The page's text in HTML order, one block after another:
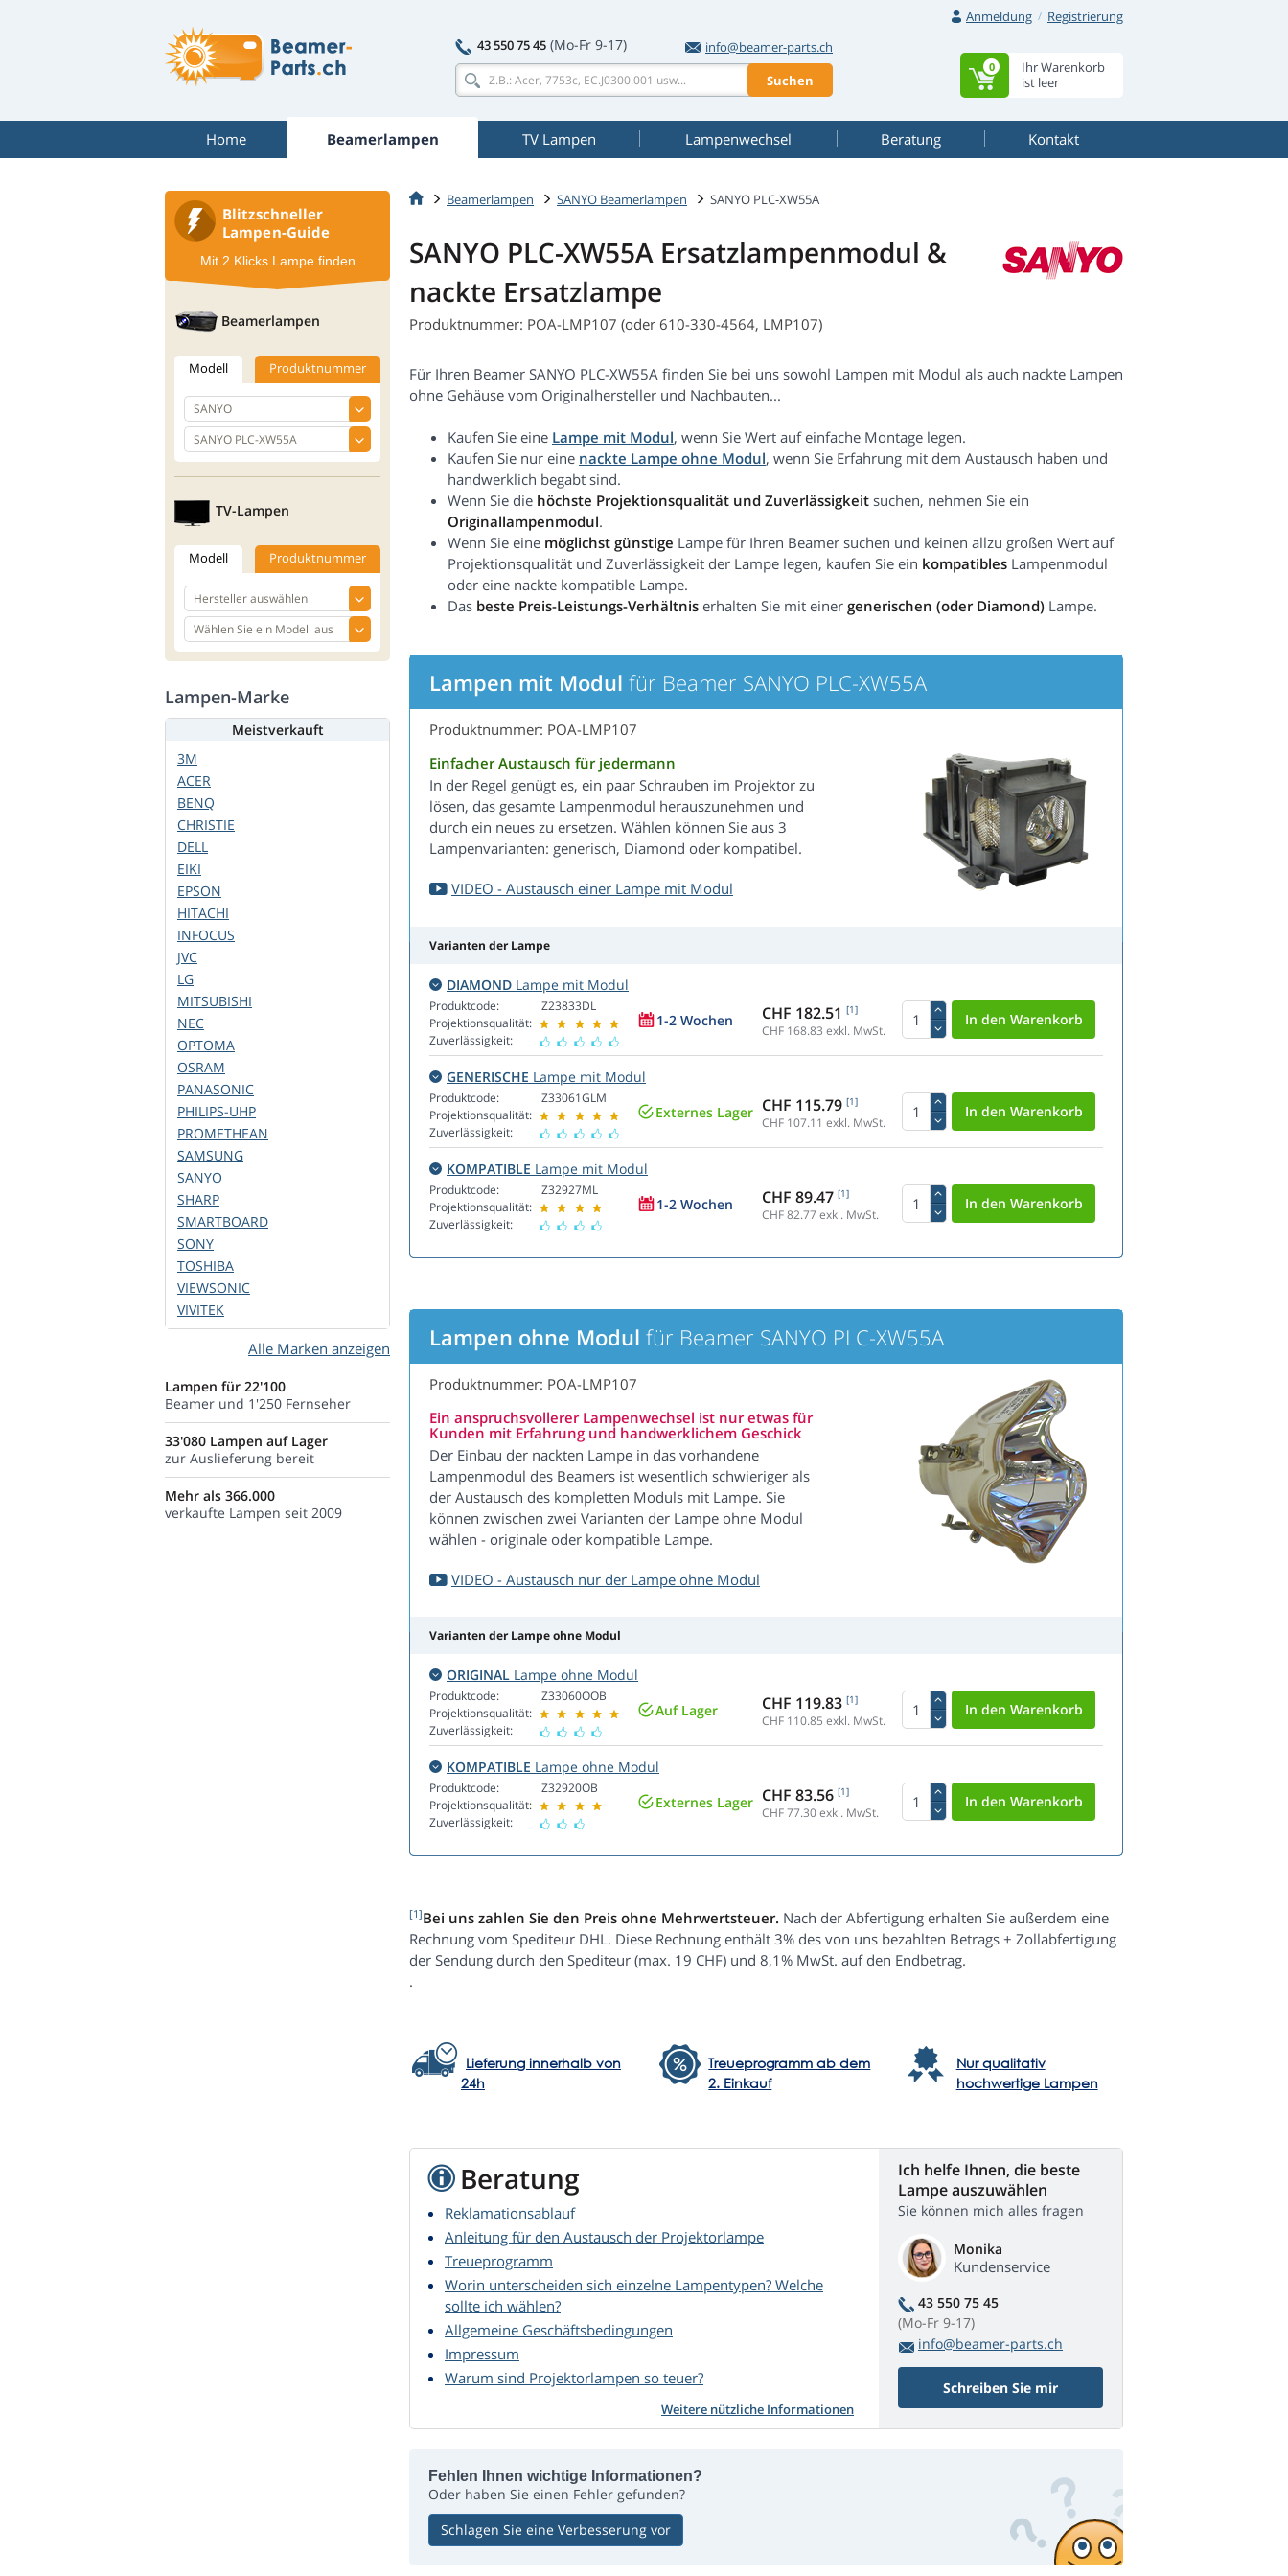
Anmeldung
Registrierung
43 550 75 45 (Mo-Fr 9-17)
info@beamer-parts.ch
Suchen
Ihr Warenkorb
ist leer
0
Home Beamerlampen TV Lampen Lampenwechsel Beratung Kontakt
Beamerlampen SANYO Beamerlampen SANYO PLC-XW55A
SANYO PLC-XW55A Ersatzlampenmodul &
nackte Ersatzlampe
Produktnummer: POA-LMP107 (oder 610-330-4564, LMP107)
Für Ihren Beamer SANYO PLC-XW55A finden Sie bei uns sowohl Lampen mit Modul als auch nackte Lampen
ohne Gehäuse vom Originalhersteller und Nachbauten...
Kaufen Sie eine Lampe mit Modul, wenn Sie Wert auf einfache Montage legen.
Kaufen Sie nur eine nackte Lampe ohne Modul, wenn Sie Erfahrung mit dem Austausch haben und
handwerklich begabt sind.
Wenn Sie die höchste Projektionsqualität und Zuverlässigkeit suchen, nehmen Sie ein
Originallampenmodul.
Wenn Sie eine möglichst günstige Lampe für Ihren Beamer suchen und keinen allzu großen Wert auf
Projektionsqualität und Zuverlässigkeit der Lampe legen, kaufen Sie ein kompatibles Lampenmodul
oder eine nackte kompatible Lampe.
Das beste Preis-Leistungs-Verhältnis erhalten Sie mit einer generischen (oder Diamond) Lampe.
Lampen mit Modul für Beamer SANYO PLC-XW55A
Produktnummer: POA-LMP107
Einfacher Austausch für jedermann
In der Regel genügt es, ein paar Schrauben im Projektor zu
lösen, das gesamte Lampenmodul herauszunehmen und
durch ein neues zu ersetzen. Wählen können Sie aus 3
Lampenvarianten: generisch, Diamond oder kompatibel.
VIDEO - Austausch einer Lampe mit Modul
Varianten der Lampe
DIAMOND Lampe mit Modul
Produktcode:
Projektionsqualität:
Zuverlässigkeit:
Z23833DL
1-2 Wochen CHF 182.51 [1]
CHF 168.83 exkl. MwSt.
GENERISCHE Lampe mit Modul
Produktcode:
Projektionsqualität:
Zuverlässigkeit:
Z33061GLM
Externes Lager CHF 115.79 [1]
CHF 107.11 exkl. MwSt.
KOMPATIBLE Lampe mit Modul
Produktcode:
Projektionsqualität:
Zuverlässigkeit:
Z32927ML
1-2 Wochen CHF 89.47 [1]
CHF 82.77 exkl. MwSt.
Lampen ohne Modul für Beamer SANYO PLC-XW55A
Produktnummer: POA-LMP107
Ein anspruchsvollerer Lampenwechsel ist nur etwas für
Kunden mit Erfahrung und handwerklichem Geschick
Der Einbau der nackten Lampe in das vorhandene
Lampenmodul des Beamers ist wesentlich schwieriger als
der Austausch des kompletten Moduls mit Lampe. Sie
können zwischen zwei Varianten der Lampe ohne Modul
wählen - originale oder kompatible Lampe.
VIDEO - Austausch nur der Lampe ohne Modul
Varianten der Lampe ohne Modul
ORIGINAL Lampe ohne Modul
Produktcode:
Projektionsqualität:
Zuverlässigkeit:
Z33060OOB
Auf Lager CHF 119.83 [1]
CHF 110.85 exkl. MwSt.
KOMPATIBLE Lampe ohne Modul
Produktcode:
Projektionsqualität:
Zuverlässigkeit:
Z32920OB
Externes Lager CHF 83.56 [1]
CHF 77.30exkl. MwSt.
[1]Bei uns zahlen Sie den Preis ohne Mehrwertsteuer. Nach der Abfertigung erhalten Sie außerdem eine
Rechnung vom Spediteur DHL. Diese Rechnung enthält 3% des von uns bezahlten Betrags + Zollabfertigung
der Sendung durch den Spediteur (max. 19 CHF) und 8,1% MwSt. auf den Endbetrag.
.
Lieferung innerhalb von
24h
Treueprogramm ab dem
2. Einkauf
Nur qualitativ
hochwertige Lampen
Beratung
Reklamationsablauf
Anleitung für den Austausch der Projektorlampe
Treueprogramm
Worin unterscheiden sich einzelne Lampentypen? Welche
sollte ich wählen?
Allgemeine Geschäftsbedingungen
Impressum
Warum sind Projektorlampen so teuer?
Weitere nützliche Informationen
Ich helfe Ihnen, die beste
Lampe auszuwählen
Sie können mich alles fragen
Monika
Kundenservice
43 550 75 45
(Mo-Fr 9-17)
info@beamer-parts.ch
Schreiben Sie mir
Fehlen Ihnen wichtige Informationen?
Oder haben Sie einen Fehler gefunden?
Schlagen Sie eine Verbesserung vor
Blitzschneller
Lampen-Guide
Mit 2 Klicks Lampe finden
Beamerlampen
Modell Produktnummer
TV-Lampen
Modell Produktnummer
Lampen-Marke
Meistverkauft
3M
ACER
BENQ
CHRISTIE
DELL
EIKI
EPSON
HITACHI
INFOCUS
JVC
LG
MITSUBISHI
NEC
OPTOMA
OSRAM
PANASONIC
PHILIPS-UHP
PROMETHEAN
SAMSUNG
SANYO
SHARP
SMARTBOARD
SONY
TOSHIBA
VIEWSONIC
VIVITEK
Alle Marken anzeigen
Lampen für 22'100
Beamer und 1'250 Fernseher
33'080 Lampen auf Lager
zur Auslieferung bereit
Mehr als 366.000
verkaufte Lampen seit 2009